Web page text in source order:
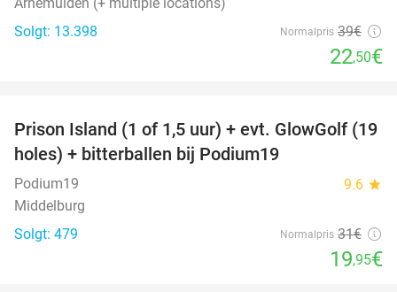
Solgt: 13.398
Normalpris 39€
22,50€
36%
Prison Island (1 of 1,5 uur) + evt. GlowGolf (19
holes) + bitterballen bij Podium19
Podium19 9.6 star
Middelburg
Solgt: 479
Normalpris 31€
19,95€